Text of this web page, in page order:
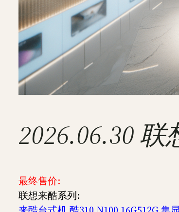
2026.06.30
最终售价:
联想来酷系列: